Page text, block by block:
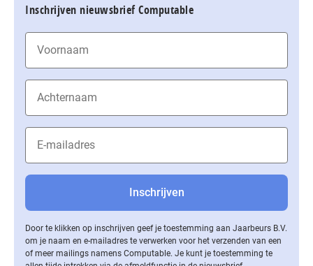
Inschrijven nieuwsbrief Computable
Door te klikken op inschrijven geef je toestemming aan Jaarbeurs B.V.
om je naam en e-mailadres te verwerken voor het verzenden van een
of meer mailings namens Computable. Je kunt je toestemming te